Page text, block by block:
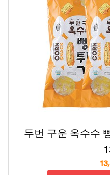
두번 구운 옥수수